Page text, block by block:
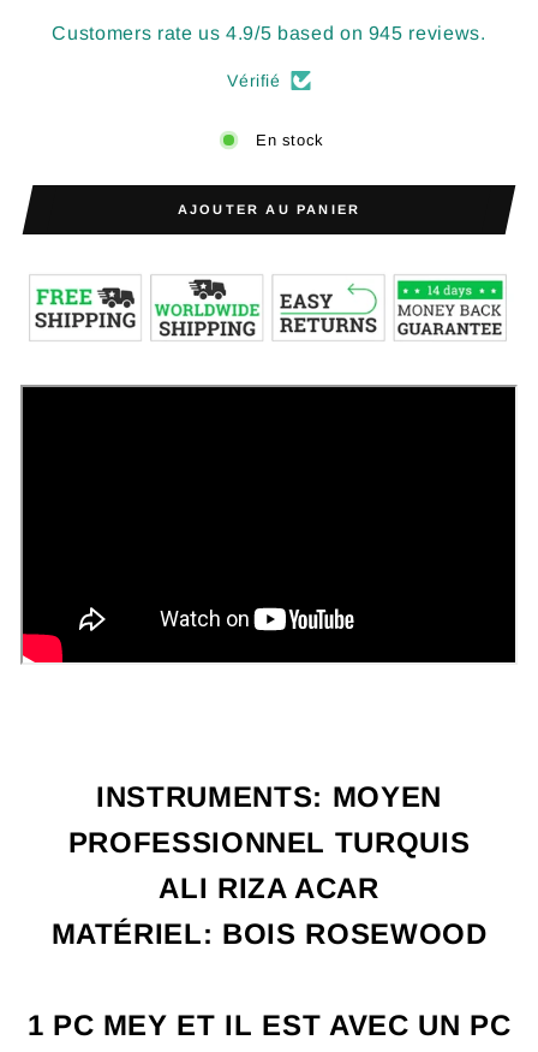
Customers rate us 4.9/5 based on 945 reviews.
Vérifié
En stock
AJOUTER AU PANIER
INSTRUMENTS: MOYEN
PROFESSIONNEL TURQUIS
ALI RIZA ACAR
MATÉRIEL: BOIS ROSEWOOD
1 PC MEY ET IL EST AVEC UN PC